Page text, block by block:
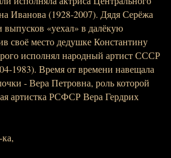
Иванова (1928-2007). Дядя Серёжа
«уехал» в далёкую
своё место дедушке Константину
исполнял народный артист СССР
1983). Время от времени навещала
- Вера Петровна, роль которой
артистка РСФСР Вера Гердрих